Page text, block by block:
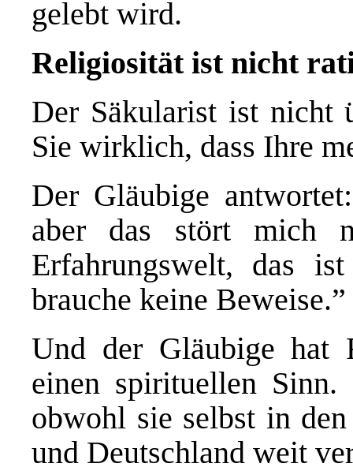
gelebt wird.
Religiosität ist nicht
Der Säkularist ist nicht
Sie wirklich, dass Ihre
Der Gläubige
aber das stört mich
Erfahrungswelt, das
brauche keine Beweise.”
Und der Gläubige hat
einen spirituellen
obwohl sie selbst in
und Deutschland weit